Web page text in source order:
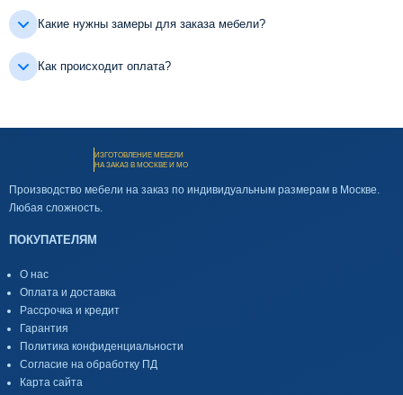
Какие нужны замеры для заказа мебели?
Как происходит оплата?
ИЗГОТОВЛЕНИЕ МЕБЕЛИ
НА ЗАКАЗ В МОСКВЕ И МО
Производство мебели на заказ по индивидуальным размерам в Москве.
Любая сложность.
ПОКУПАТЕЛЯМ
О нас
Оплата и доставка
Рассрочка и кредит
Гарантия
Политика конфиденциальности
Согласие на обработку ПД
Карта сайта